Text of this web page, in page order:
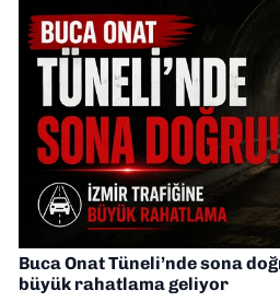
Buca Onat Tüneli’nde sona
büyük rahatlama geliyor